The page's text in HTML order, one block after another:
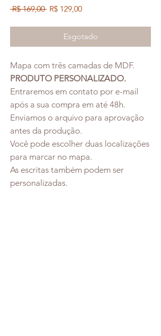
R$ 169,00 Preço
R$ 129,00Preço
Esgotado
Mapa com três camadas de MDF.
PRODUTO PERSONALIZADO.
Entraremos em contato por e-mail
após a sua compra em até 48h.
Enviamos o arquivo para aprovação
antes da produção.
Você pode escolher duas localizações
para marcar no mapa.
As escritas também podem ser
personalizadas.